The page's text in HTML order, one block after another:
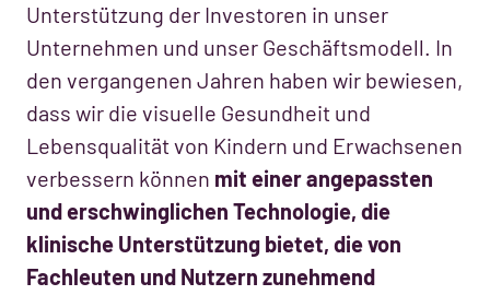
Unterstützung der Investoren in unser
Unternehmen und unser Geschäftsmodell. In
den vergangenen Jahren haben wir bewiesen,
dass wir die visuelle Gesundheit und
Lebensqualität von Kindern und Erwachsenen
verbessern können mit einer angepassten
und erschwinglichen Technologie, die
klinische Unterstützung bietet, die von
Fachleuten und Nutzern zunehmend